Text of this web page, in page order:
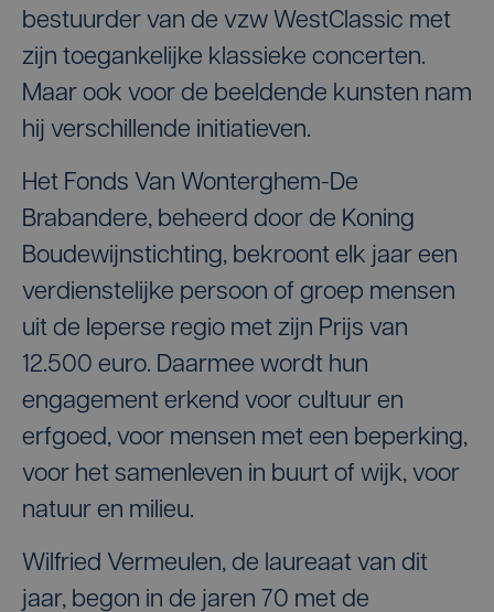
bestuurder van de vzw WestClassic met
zijn toegankelijke klassieke concerten.
Maar ook voor de beeldende kunsten nam
hij verschillende initiatieven.
Het Fonds Van Wonterghem-De
Brabandere, beheerd door de Koning
Boudewijnstichting, bekroont elk jaar een
verdienstelijke persoon of groep mensen
uit de Ieperse regio met zijn Prijs van
12.500 euro. Daarmee wordt hun
engagement erkend voor cultuur en
erfgoed, voor mensen met een beperking,
voor het samenleven in buurt of wijk, voor
natuur en milieu.
Wilfried Vermeulen, de laureaat van dit
jaar, begon in de jaren 70 met de